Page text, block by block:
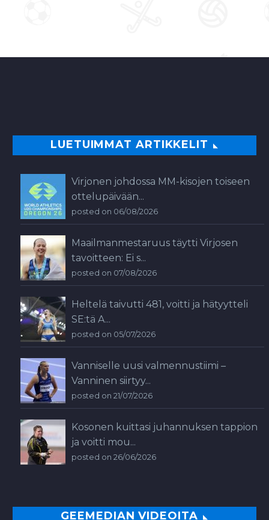
LUETUIMMAT ARTIKKELIT
Virjonen johdossa MM-kisojen toiseen
ottelupäivään...
posted on 06/08/2026
Maailmanmestaruus täytti Virjosen
tavoitteen: Ei s...
posted on 07/08/2026
Heltelä taivutti 481, voitti ja hätyytteli
SE:tä A...
posted on 05/07/2026
Vanniselle uusi valmennustiimi –
Vanninen siirtyy...
posted on 21/07/2026
Kosonen kuittasi juhannuksen tappion
ja voitti mou...
posted on 26/06/2026
GEEMEDIAN VIDEOITA